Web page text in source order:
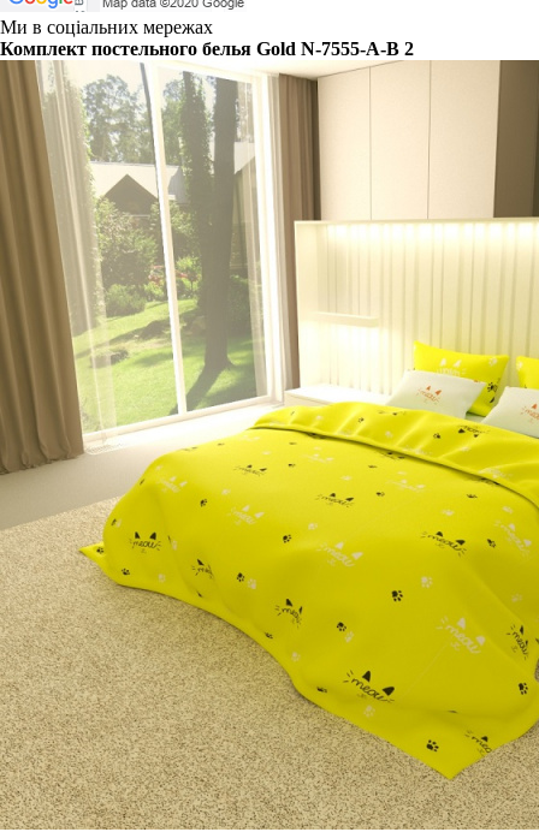
Ми в соціальних мережах
Комплект постельного белья Gold N-7555-A-B 2